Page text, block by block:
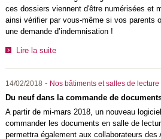
ces dossiers viennent d'être numérisées et
ainsi vérifier par vous-même si vos parents
une demande d’indemnisation !
Lire la suite
14/02/2018 - Nos bâtiments et salles de lecture
Du neuf dans la commande de
A partir de mi-mars 2018, un nouveau
commander les documents en salle de
permettra également aux collaborateurs